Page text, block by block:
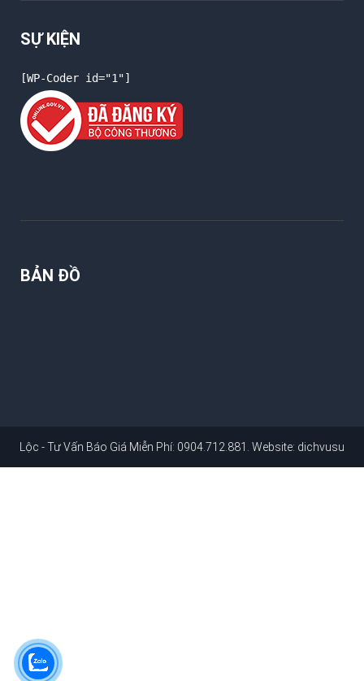
SỰ KIỆN
[WP-Coder id="1"]
BẢN ĐỒ
Vấn Báo Giá Miễn Phí: 0904.712.881. Website: